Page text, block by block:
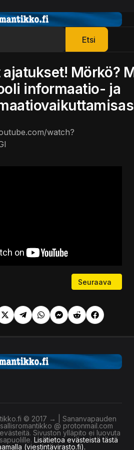
Etsi
Mörkö?
informaatio- ja
watch?
Kuuntelin Saarikosken
Seuraava
Seuraava
© 2017 → | Sananvapauden
@ protonmail.com
Sivuston ylläpito ei luovuta
Lisätietoa evästeistä tästä
(viestintävirasto.fi).